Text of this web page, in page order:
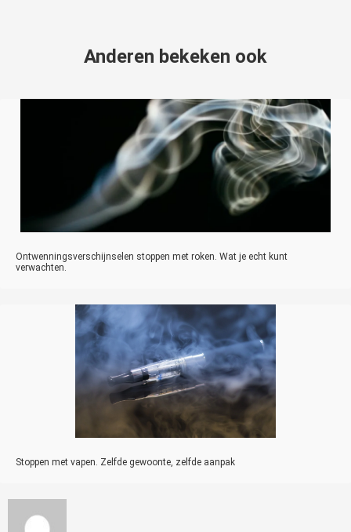
Anderen bekeken ook
Ontwenningsverschijnselen stoppen met roken. Wat je echt kunt
verwachten.
Stoppen met vapen. Zelfde gewoonte, zelfde aanpak